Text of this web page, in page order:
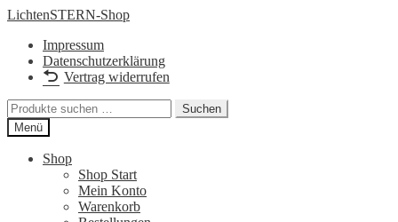
Zur
springen
Zum
springen
LichtenSTERN-Shop
Impressum
Datenschutzerklärung
Vertrag widerrufen
Suchen
nach:
Suchen
Menü
Shop
Shop Start
Mein Konto
Warenkorb